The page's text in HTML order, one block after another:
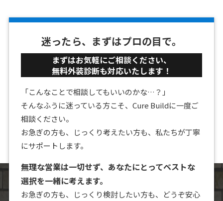
迷ったら、まずはプロの目で。
まずはお気軽にご相談ください、
無料外装診断も対応いたします！
「こんなことで相談してもいいのかな…？」
そんなふうに迷っている方こそ、Cure Buildに一度ご
相談ください。
お急ぎの方も、じっくり考えたい方も、私たちが丁寧
にサポートします。
無理な営業は一切せず、あなたにとってベストな
選択を一緒に考えます。
お急ぎの方も、じっくり検討したい方も、どうぞ安心